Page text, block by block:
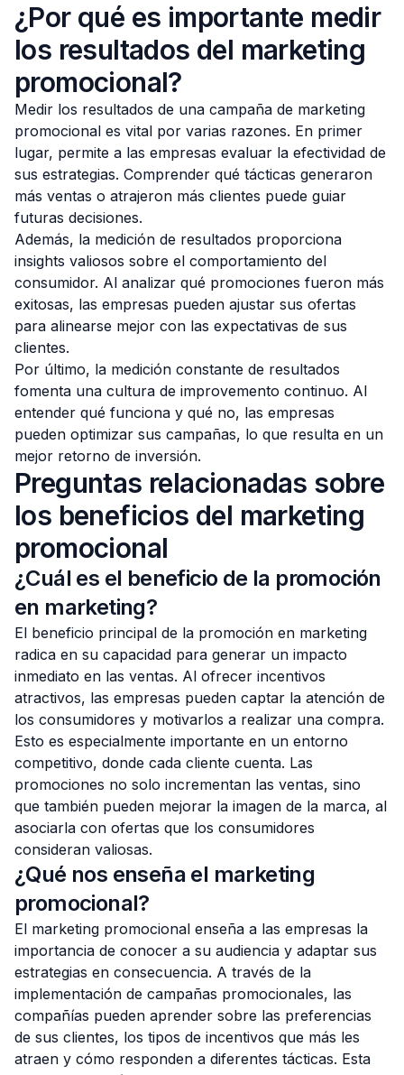
¿Por qué es importante medir
los resultados del marketing
promocional?
Medir los resultados de una campaña de marketing
promocional es vital por varias razones. En primer
lugar, permite a las empresas evaluar la efectividad de
sus estrategias. Comprender qué tácticas generaron
más ventas o atrajeron más clientes puede guiar
futuras decisiones.
Además, la medición de resultados proporciona
insights valiosos sobre el comportamiento del
consumidor. Al analizar qué promociones fueron más
exitosas, las empresas pueden ajustar sus ofertas
para alinearse mejor con las expectativas de sus
clientes.
Por último, la medición constante de resultados
fomenta una cultura de improvemento continuo. Al
entender qué funciona y qué no, las empresas
pueden optimizar sus campañas, lo que resulta en un
mejor retorno de inversión.
Preguntas relacionadas sobre
los beneficios del marketing
promocional
¿Cuál es el beneficio de la promoción
en marketing?
El beneficio principal de la promoción en marketing
radica en su capacidad para generar un impacto
inmediato en las ventas. Al ofrecer incentivos
atractivos, las empresas pueden captar la atención de
los consumidores y motivarlos a realizar una compra.
Esto es especialmente importante en un entorno
competitivo, donde cada cliente cuenta. Las
promociones no solo incrementan las ventas, sino
que también pueden mejorar la imagen de la marca, al
asociarla con ofertas que los consumidores
consideran valiosas.
¿Qué nos enseña el marketing
promocional?
El marketing promocional enseña a las empresas la
importancia de conocer a su audiencia y adaptar sus
estrategias en consecuencia. A través de la
implementación de campañas promocionales, las
compañías pueden aprender sobre las preferencias
de sus clientes, los tipos de incentivos que más les
atraen y cómo responden a diferentes tácticas. Esta